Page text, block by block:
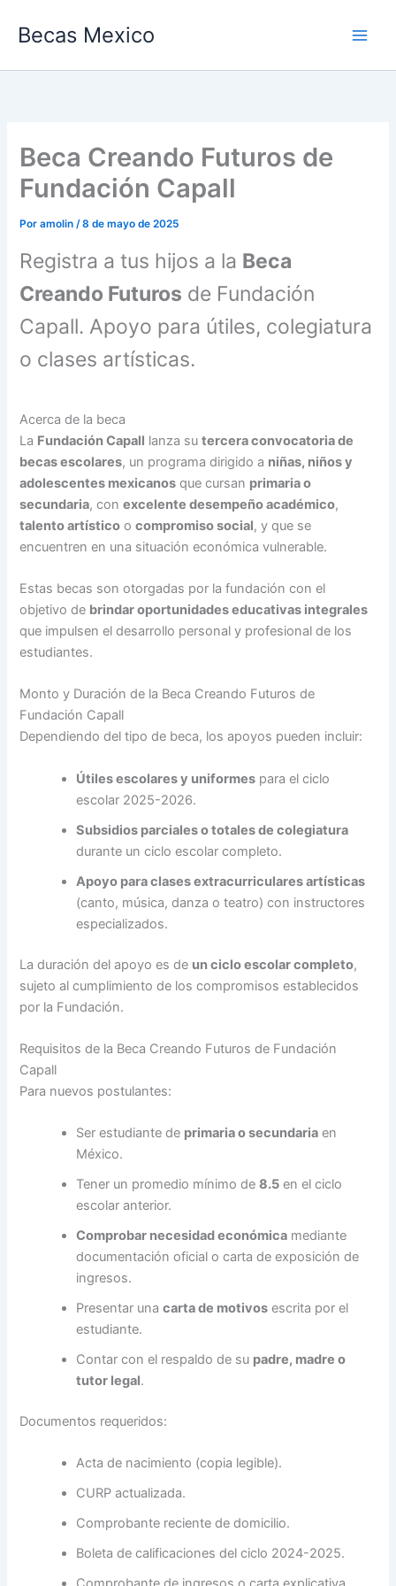
Becas Mexico
Beca Creando Futuros de
Fundación Capall
Poramolin/8 de mayo de 2025
Registra a tus hijos a la Beca
Creando Futuros de Fundación
Capall. Apoyo para útiles, colegiatura
o clases artísticas.
Acerca de la beca
La Fundación Capall lanza sutercera convocatoria de
becas escolares, un programa dirigido a niñas, niños y
adolescentes mexicanos que cursan primaria o
secundaria, conexcelente desempeño académico,
talento artístico ocompromiso social, y que se
encuentren en una situación económica vulnerable.
Estas becas son otorgadas por la fundación con el
objetivo de brindar oportunidades educativas integrales
que impulsen el desarrollo personal y profesional de los
estudiantes.
Monto y Duración de la Beca Creando Futuros de
Fundación Capall
Dependiendo del tipo de beca, los apoyos pueden incluir:
Útiles escolares y uniformes para el ciclo
escolar 2025-2026.
Subsidios parciales o totales de colegiatura
durante un ciclo escolar completo.
Apoyo para clases extracurriculares artísticas
(canto, música, danza o teatro) con instructores
especializados.
La duración del apoyo es de un ciclo escolar completo,
sujeto al cumplimiento de los compromisos establecidos
por la Fundación.
Requisitos de la Beca Creando Futuros de Fundación
Capall
Para nuevos postulantes:
Ser estudiante de primaria o secundaria en
México.
Tener un promedio mínimo de8.5 en el ciclo
escolar anterior.
Comprobar necesidad económica mediante
documentación oficial o carta de exposición de
ingresos.
Presentar unacarta de motivos escrita por el
estudiante.
Contar con el respaldo de su padre, madre o
tutor legal.
Documentos requeridos:
Acta de nacimiento (copia legible).
CURP actualizada.
Comprobante reciente de domicilio.
Boleta de calificaciones del ciclo 2024-2025.